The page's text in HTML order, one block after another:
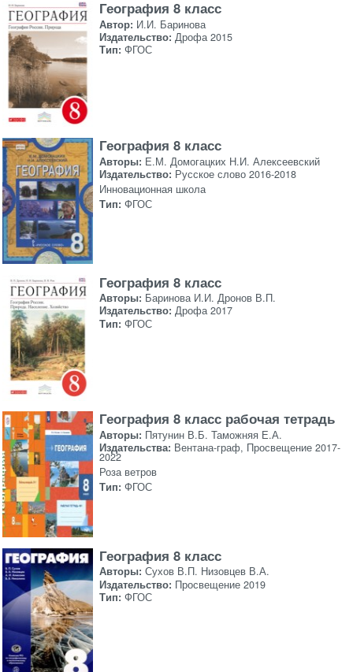
География 8 класс
Автор: И.И. Баринова
Издательство: Дрофа 2015
Тип: ФГОС
География 8 класс
Авторы: Е.М. Домогацких Н.И. Алексеевский
Издательство: Русское слово 2016-2018
Инновационная школа
Тип: ФГОС
География 8 класс
Авторы: Баринова И.И. Дронов В.П.
Издательство: Дрофа 2017
Тип: ФГОС
География 8 класс рабочая тетрадь
Авторы: Пятунин В.Б. Таможняя Е.А.
Издательства: Вентана-граф, Просвещение 2017-
2022
Роза ветров
Тип: ФГОС
География 8 класс
Авторы: Сухов В.П. Низовцев В.А.
Издательство: Просвещение 2019
Тип: ФГОС